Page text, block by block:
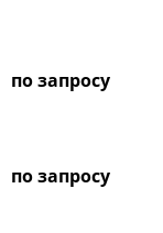
по запросу
по запросу